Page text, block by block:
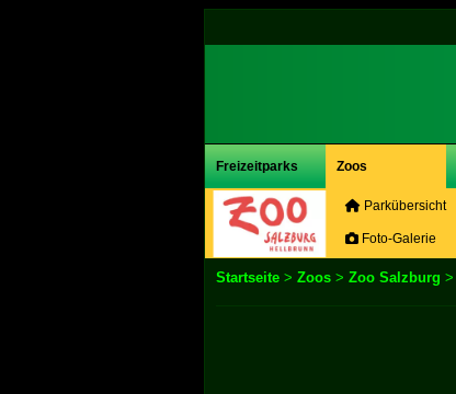
Freizeitparks Zoos
Parkübersicht
Foto-Galerie
Startseite > Zoos > Zoo Salzburg >